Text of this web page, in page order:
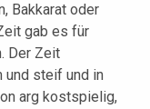
Bakkarat oder
gab es für
Der Zeit
und steif und in
arg kostspielig,